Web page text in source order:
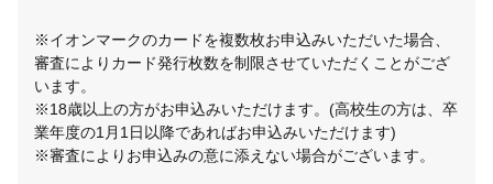
※イオンマークのカードを複数枚お申込みいただいた場合、
審査によりカード発行枚数を制限させていただくことがござ
います。
※18歳以上の方がお申込みいただけます。(高校生の方は、卒
業年度の1月1日以降であればお申込みいただけます)
※審査によりお申込みの意に添えない場合がございます。